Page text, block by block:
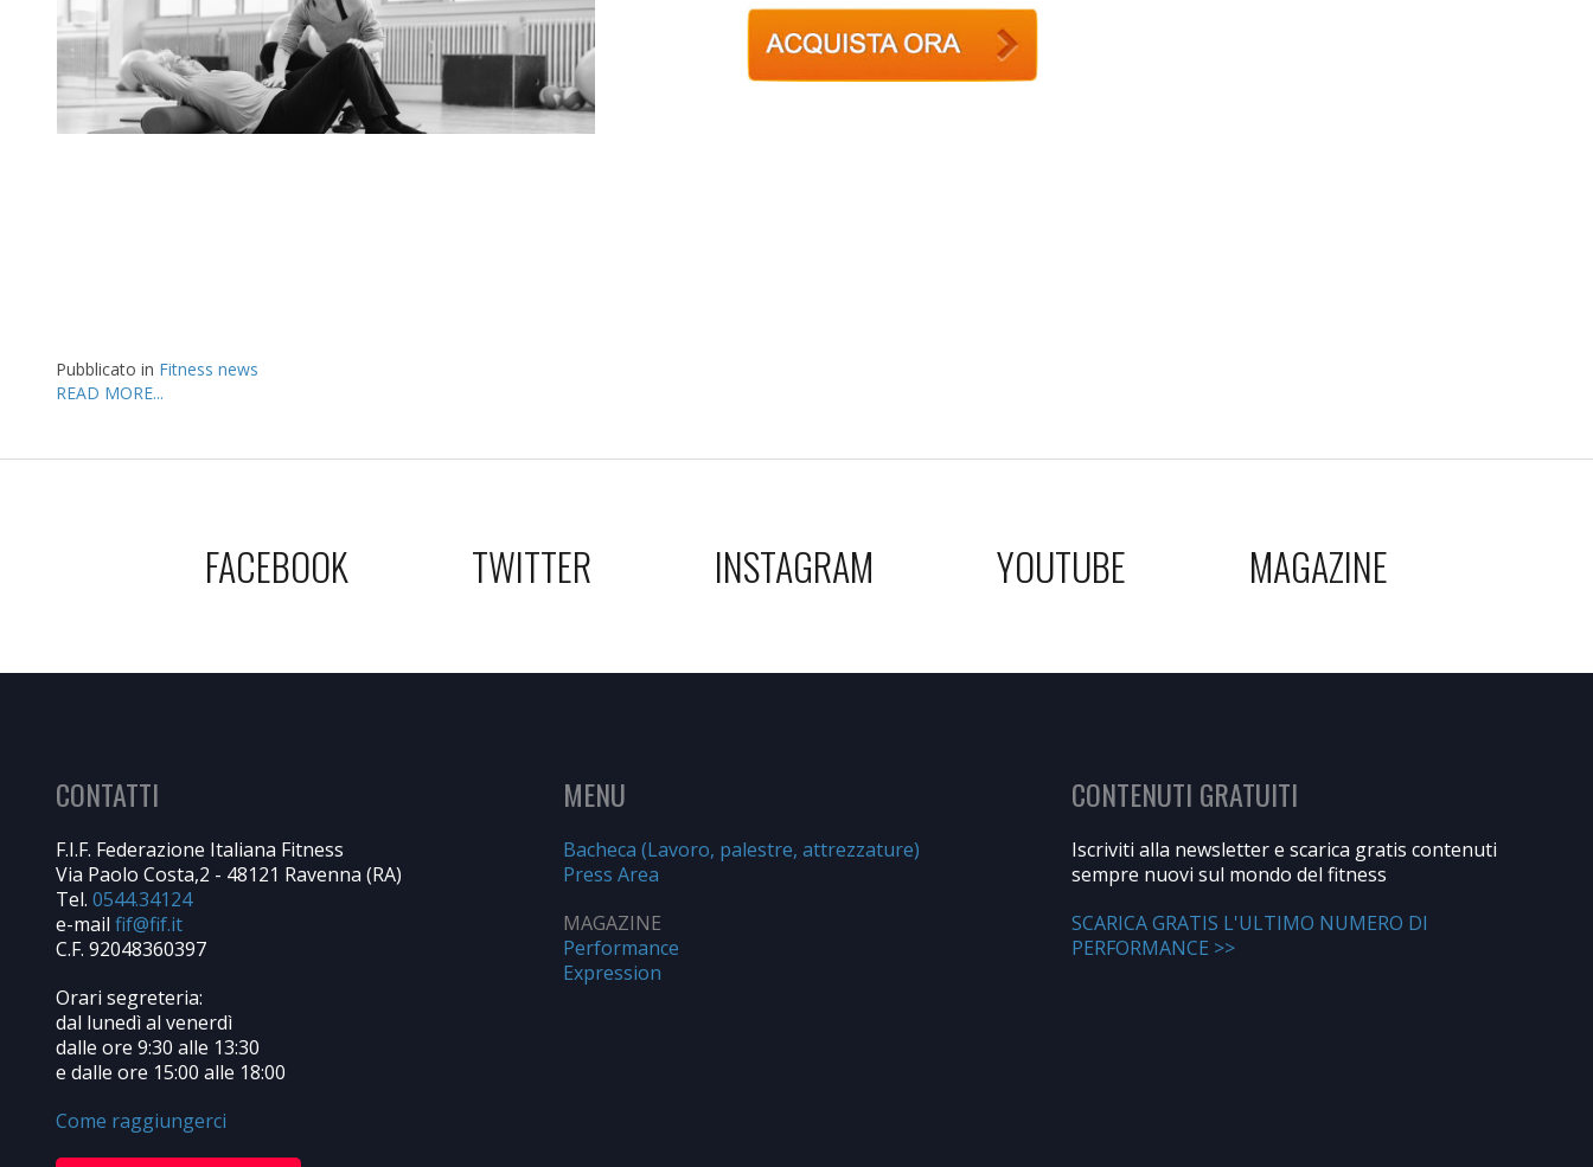
Pubblicato in Fitness news
READ MORE...
FACEBOOK TWITTER INSTAGRAM YOUTUBE MAGAZINE
CONTATTI
F.I.F. Federazione Italiana Fitness
Via Paolo Costa,2 - 48121 Ravenna (RA)
Tel. 0544.34124
e-mail
C.F. 92048360397
Orari segreteria:
dal lunedì al venerdì
dalle ore 9:30 alle 13:30
e dalle ore 15:00 alle 18:00
Come raggiungerci
MENU
Bacheca (Lavoro, palestre, attrezzature)
Press Area
MAGAZINE
Performance
Expression
CONTENUTI GRATUITI
Iscriviti alla newsletter e scarica gratis contenuti
sempre nuovi sul mondo del fitness
SCARICA GRATIS L'ULTIMO NUMERO DI
PERFORMANCE >>